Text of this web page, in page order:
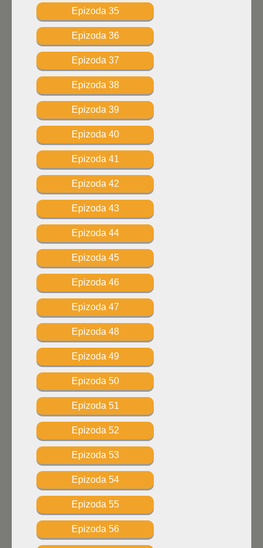
Epizoda 35
Epizoda 36
Epizoda 37
Epizoda 38
Epizoda 39
Epizoda 40
Epizoda 41
Epizoda 42
Epizoda 43
Epizoda 44
Epizoda 45
Epizoda 46
Epizoda 47
Epizoda 48
Epizoda 49
Epizoda 50
Epizoda 51
Epizoda 52
Epizoda 53
Epizoda 54
Epizoda 55
Epizoda 56